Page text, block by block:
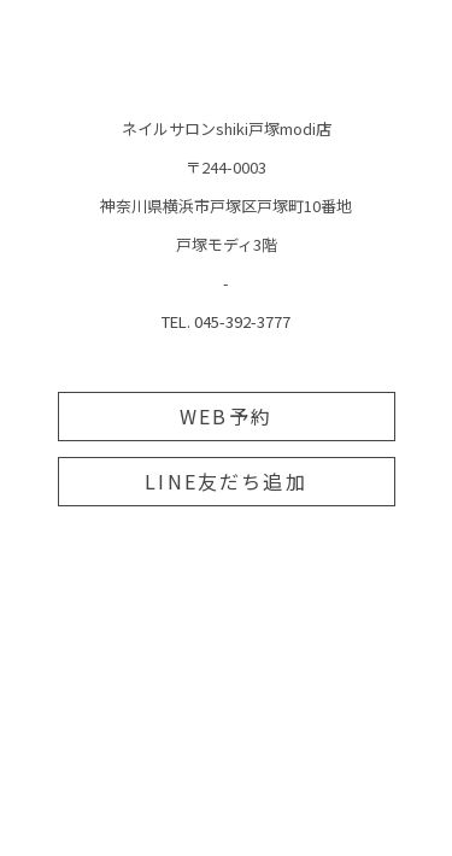
ネイルサロンshiki戸塚modi店
〒244-0003
神奈川県横浜市戸塚区戸塚町10番地
戸塚モディ3階
-
TEL. 045-392-3777
WEB予約
LINE友だち追加